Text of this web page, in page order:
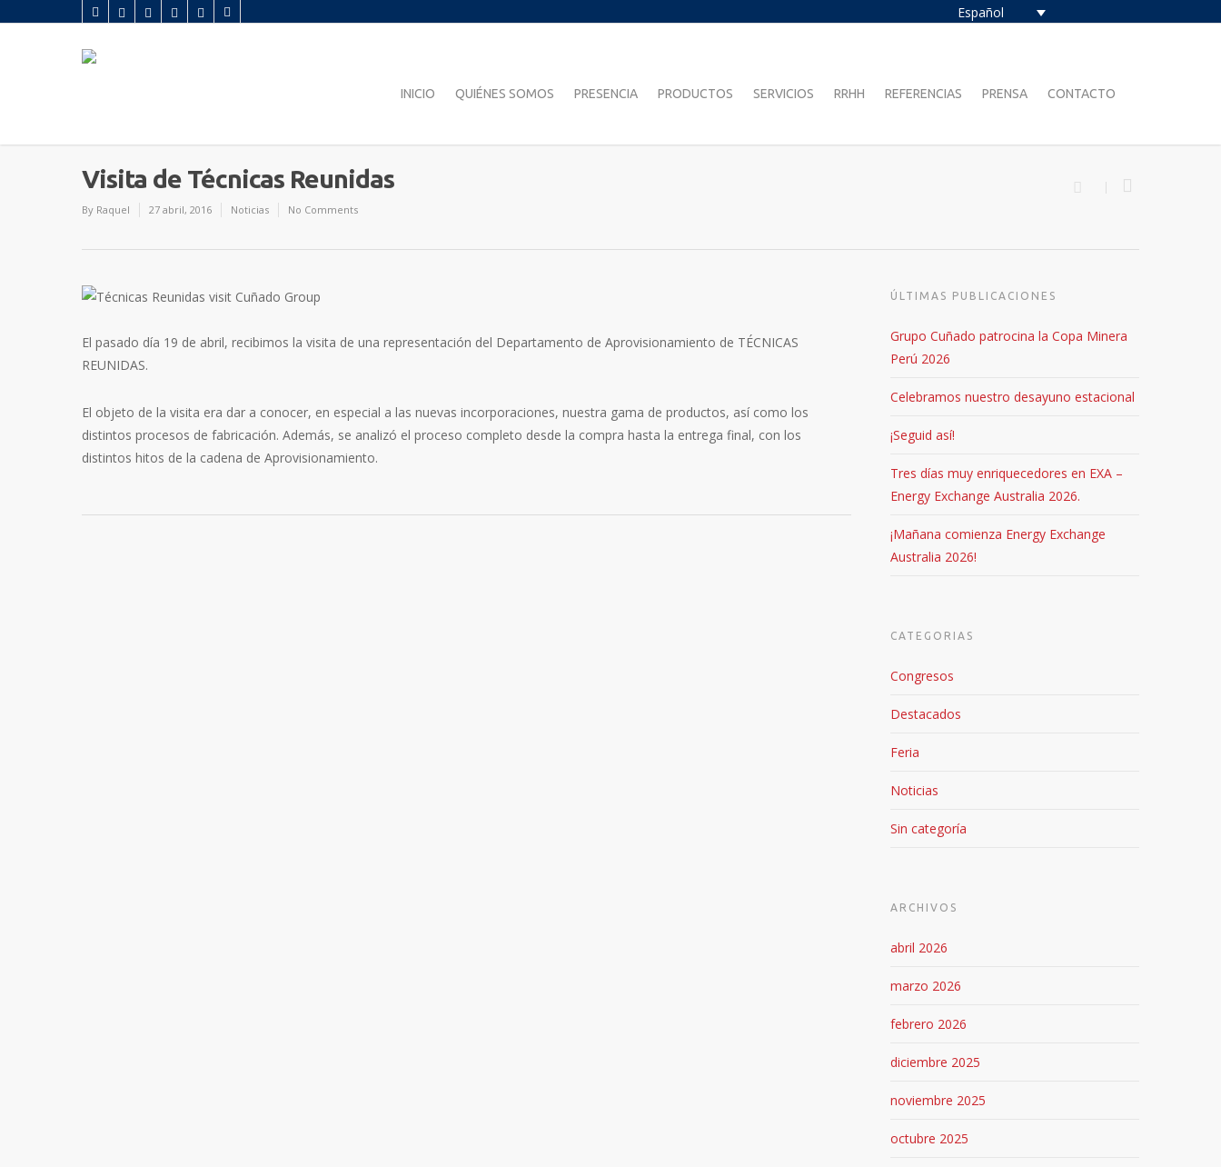
Español
INICIO QUIÉNES SOMOS PRESENCIA PRODUCTOS SERVICIOS RRHH REFERENCIAS PRENSA CONTACTO
Visita de Técnicas Reunidas
By Raquel 27 abril, 2016 Noticias No Comments
El pasado día 19 de abril, recibimos la visita de una representación del Departamento de Aprovisionamiento de TÉCNICAS
REUNIDAS.
El objeto de la visita era dar a conocer, en especial a las nuevas incorporaciones, nuestra gama de productos, así como los
distintos procesos de fabricación. Además, se analizó el proceso completo desde la compra hasta la entrega final, con los
distintos hitos de la cadena de Aprovisionamiento.
ÚLTIMAS PUBLICACIONES
Grupo Cuñado patrocina la Copa Minera
Perú 2026
Celebramos nuestro desayuno estacional
¡Seguid así!
Tres días muy enriquecedores en EXA –
Energy Exchange Australia 2026.
¡Mañana comienza Energy Exchange
Australia 2026!
CATEGORIAS
Congresos
Destacados
Feria
Noticias
Sin categoría
ARCHIVOS
abril 2026
marzo 2026
febrero 2026
diciembre 2025
noviembre 2025
octubre 2025